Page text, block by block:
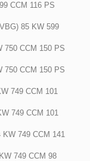
CCM 116 PS
85 KW 599
750 CCM 150 PS
750 CCM 150 PS
749 CCM 101
749 CCM 101
749 CCM 141
749 CCM 98